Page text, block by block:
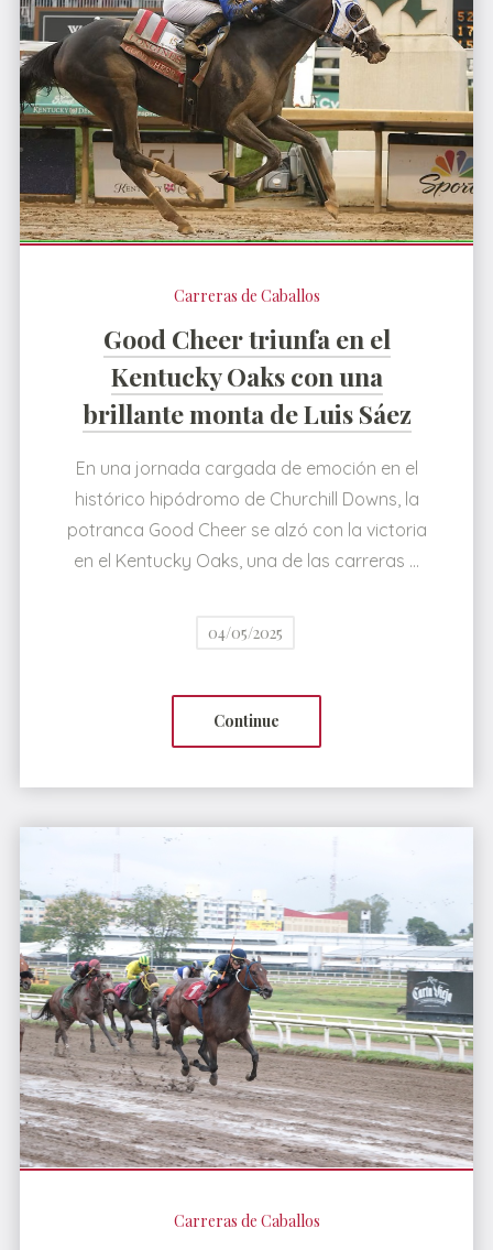
Carreras de Caballos
Good Cheer triunfa en el
Kentucky Oaks con una
brillante monta de Luis Sáez
En una jornada cargada de emoción en el
histórico hipódromo de Churchill Downs, la
potranca Good Cheer se alzó con la victoria
en el Kentucky Oaks, una de las carreras …
04/05/2025
Continue
Carreras de Caballos